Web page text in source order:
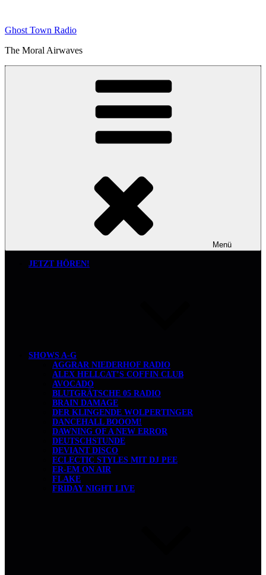
springen
Ghost Town Radio
The Moral Airwaves
Menü
JETZT HÖREN!
SHOWS A-G
AGGRAR NIEDERHOF RADIO
ALEX HELLCAT’S COFFIN CLUB
AVOCADO
BLUTGRÄTSCHE 05 RADIO
BRAIN DAMAGE
DER KLINGENDE WOLPERTINGER
DANCEHALL BOOOM!
DAWNING OF A NEW ERROR
DEUTSCHSTUNDE
DEVIANT DISCO
ECLECTIC STYLES MIT DJ PEE
ER-EM ON AIR
FLAKE
FRIDAY NIGHT LIVE